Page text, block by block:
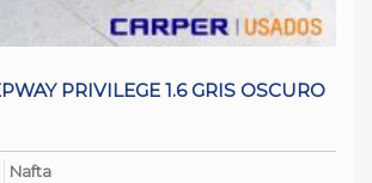
PRIVILEGE 1.6 GRIS OSCURO
Nafta